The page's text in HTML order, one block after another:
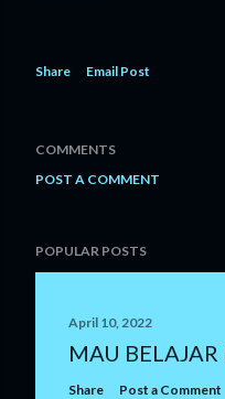
Share Email Post
COMMENTS
POST A COMMENT
POPULAR POSTS
April 10, 2022
MAU BELAJAR
Share Post a Comment